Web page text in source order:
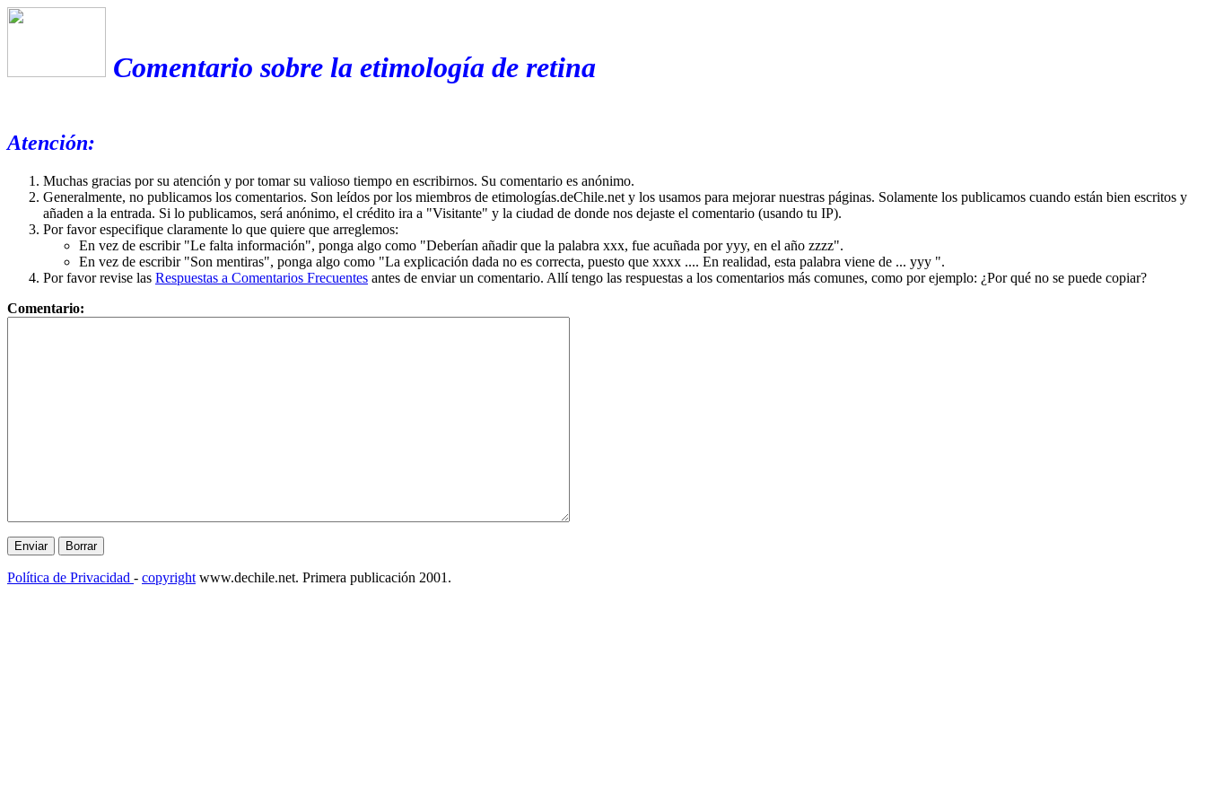
Comentario sobre la etimología de retina
Atención:
Muchas gracias por su atención y por tomar su valioso tiempo en escribirnos. Su comentario es anónimo.
Generalmente, no publicamos los comentarios. Son leídos por los miembros de etimologías.deChile.net y los usamos para mejorar nuestras páginas. Solamente los publicamos cuando están bien escritos y
añaden a la entrada. Si lo publicamos, será anónimo, el crédito ira a "Visitante" y la ciudad de donde nos dejaste el comentario (usando tu IP).
Por favor especifique claramente lo que quiere que arreglemos:
En vez de escribir "Le falta información", ponga algo como "Deberían añadir que la palabra xxx, fue acuñada por yyy, en el año zzzz".
En vez de escribir "Son mentiras", ponga algo como "La explicación dada no es correcta, puesto que xxxx .... En realidad, esta palabra viene de ... yyy ".
Por favor revise las Respuestas a Comentarios Frecuentes antes de enviar un comentario. Allí tengo las respuestas a los comentarios más comunes, como por ejemplo: ¿Por qué no se puede copiar?
Comentario:
Política de Privacidad - copyright www.dechile.net. Primera publicación 2001.